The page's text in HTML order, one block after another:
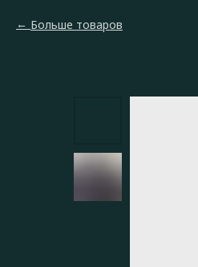
Больше товаров